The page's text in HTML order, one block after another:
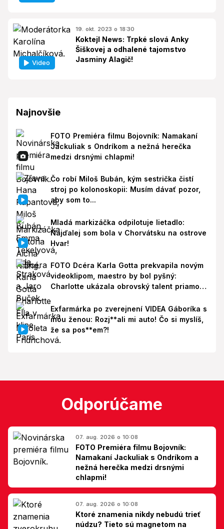
Video
19. okt. 2023 o 18:30
Koktejl News: Trpké slová Anky
Šiškovej a odhalené tajomstvo
Jasminy Alagič!
Najnovšie
FOTO Premiéra filmu Bojovník: Namakaní
Jackuliak s Ondríkom a nežná herečka
medzi drsnými chlapmi!
Čo robí Miloš Bubán, kým sestrička čistí
stroj po kolonoskopii: Musím dávať pozor,
aby som to...
Mladá markizáčka odpilotuje lietadlo:
Najďalej som bola v Chorvátsku na ostrove
Hvar!
FOTO Dcéra Karla Gotta prekvapila novým
videoklipom, maestro by bol pyšný:
Charlotte ukázala obrovský talent priamo v
Exfarmárka po zverejnení VIDEA Gáboríka s
inou ženou: Rozj**ali mi auto! Čo si myslíš,
že sa pos**em?!
Odporúčame
07. aug. 2026 o 10:08
FOTO Premiéra filmu Bojovník:
Namakaní Jackuliak s Ondríkom a
nežná herečka medzi drsnými
chlapmi!
07. aug. 2026 o 10:08
Ktoré znamenia nikdy nebudú trieť
núdzu? Tieto sú magnetom na